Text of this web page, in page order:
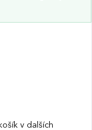
v dalších